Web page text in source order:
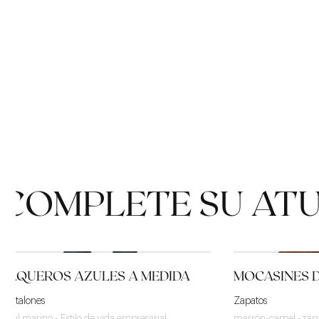
COMPLETE SU
VAQUEROS AZULES A MEDIDA
Pantalones
MOCASINES
Zapatos